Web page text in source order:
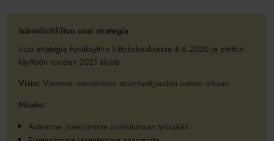
Isännöintiliiton uusi strategia
Uusi strategia hyväksyttiin liittokokouksessa 4.6.2020 ja otettiin
käyttöön vuoden 2021 alusta.
Visio: Viemme isännöinnin asiantuntijuuden uuteen aikaan
Missio:
Autamme jäseniämme onnistumaan työssään